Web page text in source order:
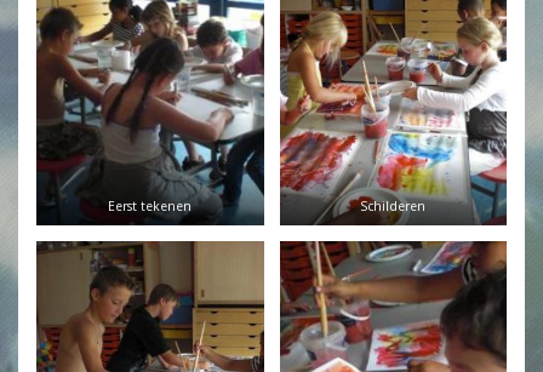
Eerst tekenen Schilderen